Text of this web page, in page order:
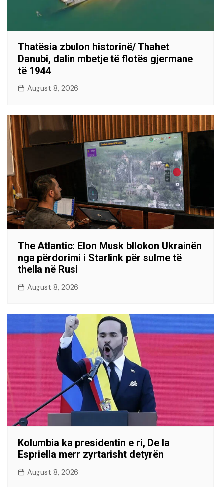
Thatësia zbulon historinë/ Thahet
Danubi, dalin mbetje të flotës gjermane
të 1944
August 8, 2026
The Atlantic: Elon Musk bllokon Ukrainën
nga përdorimi i Starlink për sulme të
thella në Rusi
August 8, 2026
Kolumbia ka presidentin e ri, De la
Espriella merr zyrtarisht detyrën
August 8, 2026